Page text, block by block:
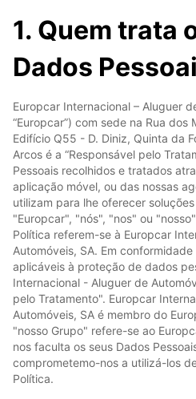
1. Quem trata
Dados
Europcar Internacional – Aluguer
“Europcar”) com sede na Rua dos
Edifício Q55 - D. Diniz, Quinta da
Arcos é a “Responsável pelo
Pessoais recolhidos e tratados
aplicação móvel, ou das nossas
utilizam para lhe oferecer
"Europcar", "nós", "nos" ou
Política referem-se à Europcar
Automóveis, SA. Em
aplicáveis à proteção de dados
Internacional - Aluguer de
pelo Tratamento". Europcar
Automóveis, SA é membro do
"nosso Grupo" refere-se ao
nos faculta os seus Dados
comprometemo-nos a utilizá-los
Política.